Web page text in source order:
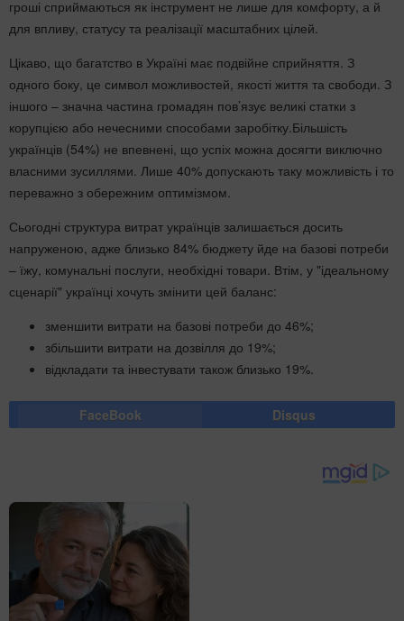
гроші сприймаються як інструмент не лише для комфорту, а й
для впливу, статусу та реалізації масштабних цілей.
Цікаво, що багатство в Україні має подвійне сприйняття. З
одного боку, це символ можливостей, якості життя та свободи. З
іншого – значна частина громадян пов’язує великі статки з
корупцією або нечесними способами заробітку.Більшість
українців (54%) не впевнені, що успіх можна досягти виключно
власними зусиллями. Лише 40% допускають таку можливість і то
переважно з обережним оптимізмом.
Сьогодні структура витрат українців залишається досить
напруженою, адже близько 84% бюджету йде на базові потреби
– їжу, комунальні послуги, необхідні товари. Втім, у "ідеальному
сценарії" українці хочуть змінити цей баланс:
зменшити витрати на базові потреби до 46%;
збільшити витрати на дозвілля до 19%;
відкладати та інвестувати також близько 19%.
FaceBook Disqus